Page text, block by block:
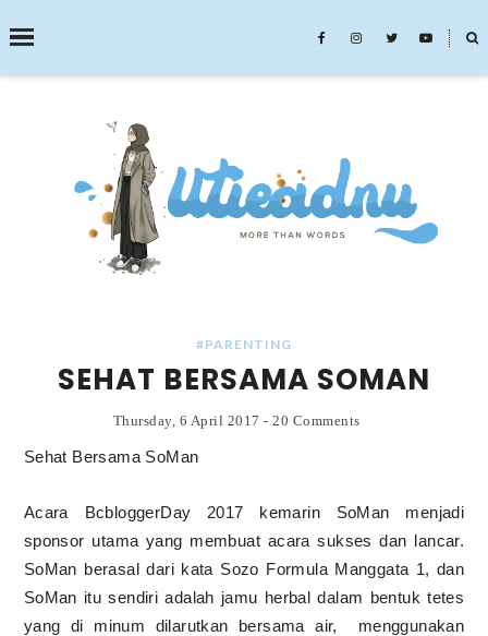
˟
SEARCH THIS BLOG
#PARENTING
SEHAT BERSAMA SOMAN
Thursday, 6 April 2017-20 Comments
Sehat Bersama SoMan
Acara BcbloggerDay 2017 kemarin SoMan menjadi
sponsor utama yang membuat acara sukses dan lancar.
SoMan berasal dari kata Sozo Formula Manggata 1, dan
SoMan itu sendiri adalah jamu herbal dalam bentuk tetes
yang di minum dilarutkan bersama air,
menggunakan